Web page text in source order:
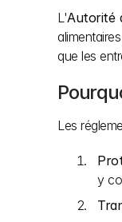
L'Autorité
que les
Les
y